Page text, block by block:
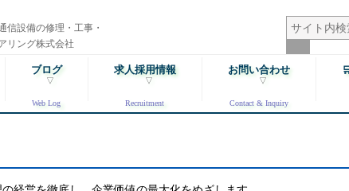
信設備の修理・工事・
リング株式会社
com
手順
づく表記
ブログ
▽
Web Log
工事写真▷
求人採用情報
▽
Recruitment
技能職
お問い合わせ
▽
Contact & Inquiry
修理・工事のお問い合わせ